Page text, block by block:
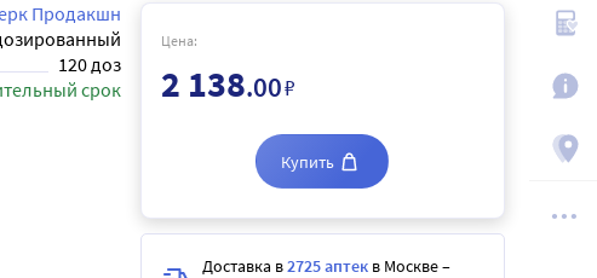
Продакшн
120 доз
срок
Цена:
2 138.00₽
Купить
Доставка в2725 аптек в Москве–